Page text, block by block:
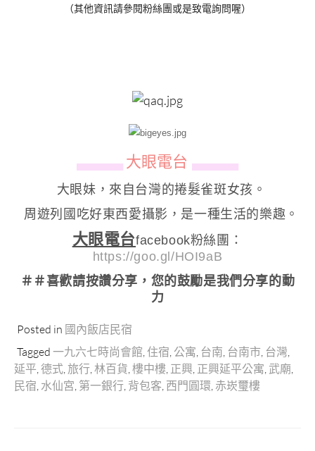
（其他資訊請參閱粉絲團或是致電詢問喔）
▄▄▄▄▄▄ 大眼電台 ▄▄▄▄▄▄
大眼妹，來自台灣的捲髮雀斑女孩。
周遊列國吃好東西愛攝影，是一種生活的樂趣。
大眼電台facebook粉絲團：
https://goo.gl/HOI9aB
＃＃喜歡請按讚分享 ，您的鼓勵是我們分享的動
力
Posted in 國內飯店民宿
Tagged 一九六七時尚會館 住宿 公寓 台南 台南市 台灣
延平 德式 旅行 林百貨 樓中樓 正興 正興延平公寓 武廟
民宿 水仙宮 第一銀行 背包客 西門圓環 赤崁璽樓